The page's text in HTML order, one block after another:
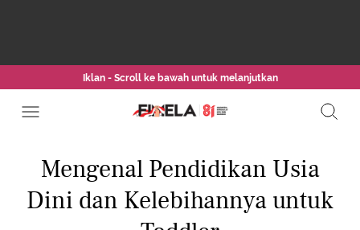
Iklan - Scroll ke bawah untuk melanjutkan
Mengenal Pendidikan Usia
Dini dan Kelebihannya untuk